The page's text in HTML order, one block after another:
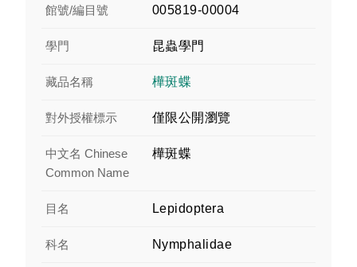
館號/編目號 005819-00004
學門 昆蟲學門
藏品名稱 樺斑蝶
對外授權標示 僅限公開瀏覽
中文名 Chinese
Common Name
樺斑蝶
目名 Lepidoptera
科名 Nymphalidae